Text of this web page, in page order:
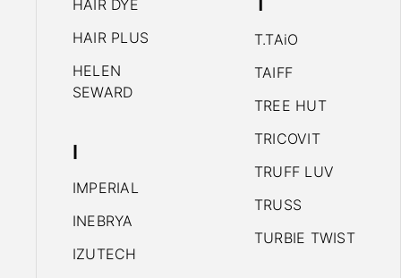
HAIR DYE
HAIR PLUS
HELEN
SEWARD
I
IMPERIAL
INEBRYA
IZUTECH
T.TAiO
TAIFF
TREE HUT
TRICOVIT
TRUFF LUV
TRUSS
TURBIE TWIST